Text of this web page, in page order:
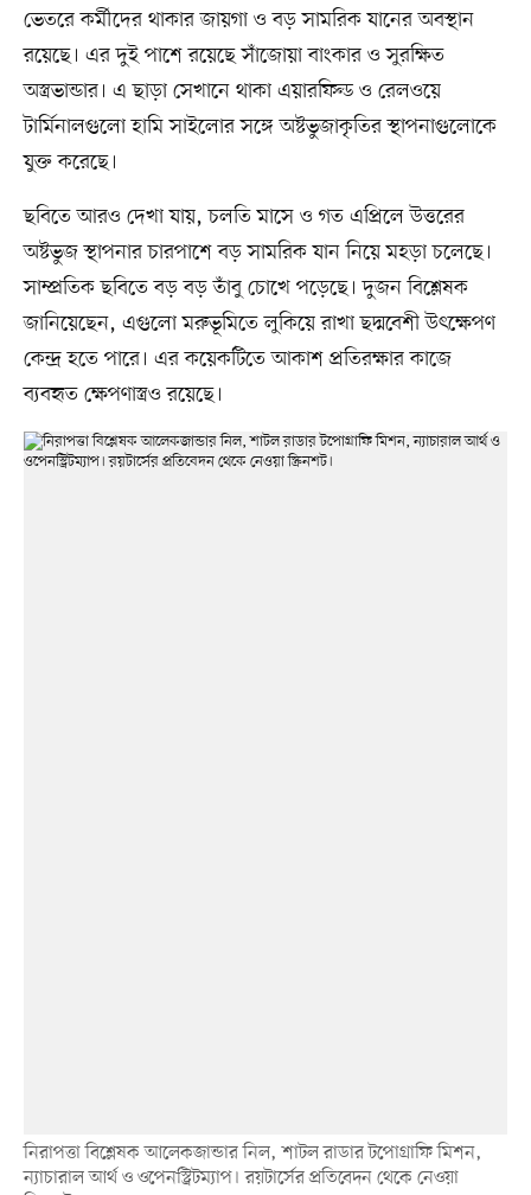
ভেতরে কর্মীদের থাকার জায়গা ও বড় সামরিক যানের অবস্থান
রয়েছে। এর দুই পাশে রয়েছে সাঁজোয়া বাংকার ও সুরক্ষিত
অস্ত্রভান্ডার। এ ছাড়া সেখানে থাকা এয়ারফিল্ড ও রেলওয়ে
টার্মিনালগুলো হামি সাইলোর সঙ্গে অষ্টভুজাকৃতির স্থাপনাগুলোকে
যুক্ত করেছে।
ছবিতে আরও দেখা যায়, চলতি মাসে ও গত এপ্রিলে উত্তরের
অষ্টভুজ স্থাপনার চারপাশে বড় সামরিক যান নিয়ে মহড়া চলেছে।
সাম্প্রতিক ছবিতে বড় বড় তাঁবু চোখে পড়েছে। দুজন বিশ্লেষক
জানিয়েছেন, এগুলো মরুভূমিতে লুকিয়ে রাখা ছদ্মবেশী উৎক্ষেপণ
কেন্দ্র হতে পারে। এর কয়েকটিতে আকাশ প্রতিরক্ষার কাজে
ব্যবহৃত ক্ষেপণাস্ত্রও রয়েছে।
নিরাপত্তা বিশ্লেষক আলেকজান্ডার নিল, শাটল রাডার টপোগ্রাফি মিশন,
ন্যাচারাল আর্থ ও ওপেনস্ট্রিটম্যাপ। রয়টার্সের প্রতিবেদন থেকে নেওয়া